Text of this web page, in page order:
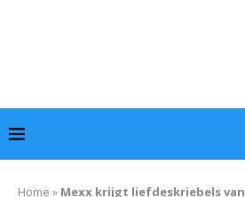
Home » Mexx krijgt liefdeskriebels